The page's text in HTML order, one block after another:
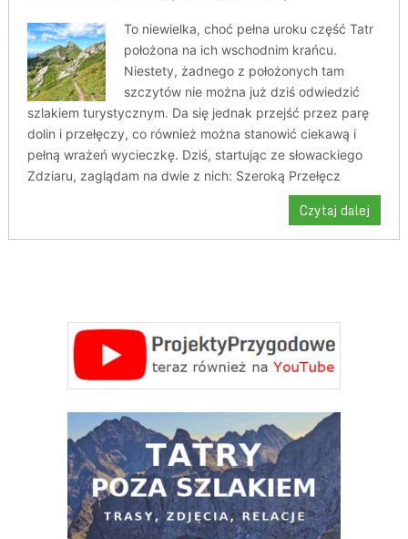
To niewielka, choć pełna uroku część Tatr
położona na ich wschodnim krańcu.
Niestety, żadnego z położonych tam
szczytów nie można już dziś odwiedzić
szlakiem turystycznym. Da się jednak przejść przez parę
dolin i przełęczy, co również można stanowić ciekawą i
pełną wrażeń wycieczkę. Dziś, startując ze słowackiego
Zdziaru, zaglądam na dwie z nich: Szeroką Przełęcz
Czytaj dalej